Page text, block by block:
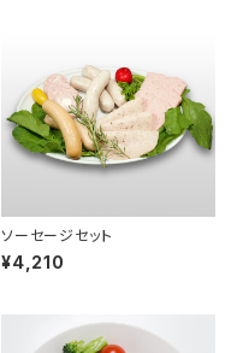
ソーセージセット
¥4,210